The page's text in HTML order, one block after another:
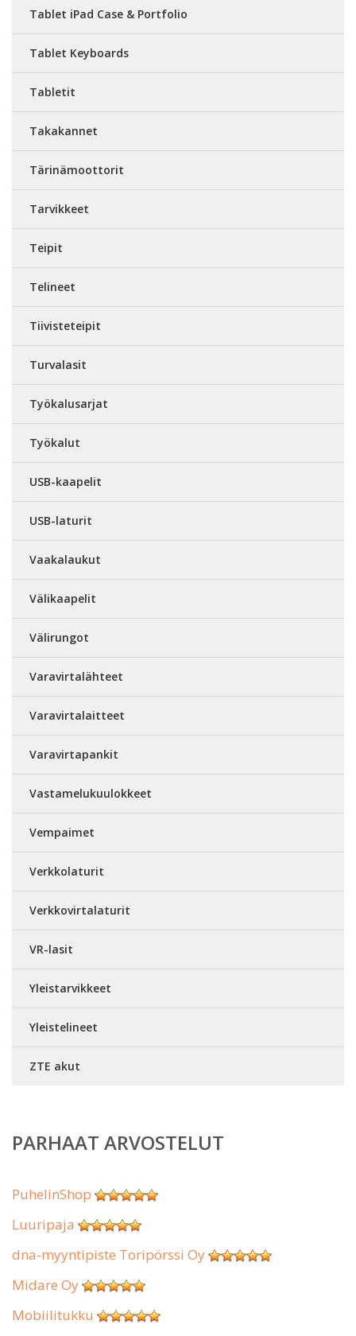
Tablet iPad Case & Portfolio
Tablet Keyboards
Tabletit
Takakannet
Tärinämoottorit
Tarvikkeet
Teipit
Telineet
Tiivisteteipit
Turvalasit
Työkalusarjat
Työkalut
USB-kaapelit
USB-laturit
Vaakalaukut
Välikaapelit
Välirungot
Varavirtalähteet
Varavirtalaitteet
Varavirtapankit
Vastamelukuulokkeet
Vempaimet
Verkkolaturit
Verkkovirtalaturit
VR-lasit
Yleistarvikkeet
Yleistelineet
ZTE akut
PARHAAT ARVOSTELUT
PuhelinShop
Luuripaja
dna-myyntipiste Toripörssi Oy
Midare Oy
Mobiilitukku